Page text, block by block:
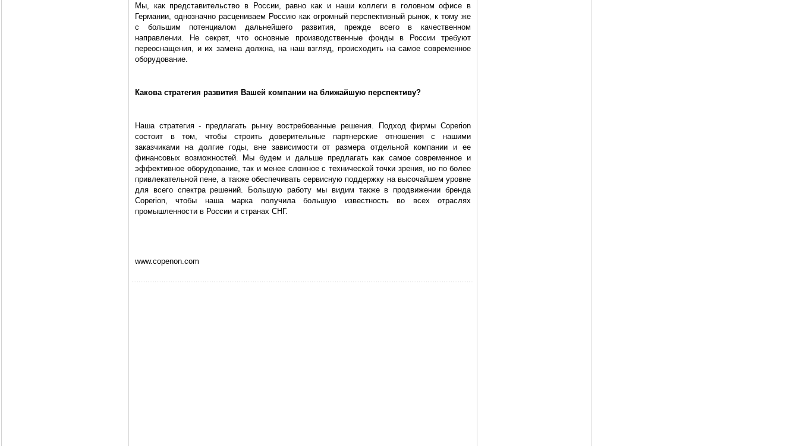
Мы, как представительство в России, равно как и наши коллеги в головном офисе в
Германии, однозначно расцениваем Россию как огромный перспективный рынок, к тому же
с большим потенциалом дальнейшего развития, прежде всего в качественном
направлении. Не секрет, что основные производственные фонды в России требуют
переоснащения, и их замена должна, на наш взгляд, происходить на самое современное
оборудование.
Какова стратегия развития Вашей компании на ближайшую перспективу?
Наша стратегия - предлагать рынку востребованные решения. Подход фирмы Coperion
состоит в том, чтобы строить доверительные партнерские отношения с нашими
заказчиками на долгие годы, вне зависимости от размера отдельной компании и ее
финансовых возможностей. Мы будем и дальше предлагать как самое современное и
эффективное оборудование, так и менее сложное с технической точки зрения, но по более
привлекательной пене, а также обеспечивать сервисную поддержку на высочайшем уровне
для всего спектра решений. Большую работу мы видим также в продвижении бренда
Coperion, чтобы наша марка получила большую известность во всех отраслях
промышленности в России и странах СНГ.
www.copenon.com